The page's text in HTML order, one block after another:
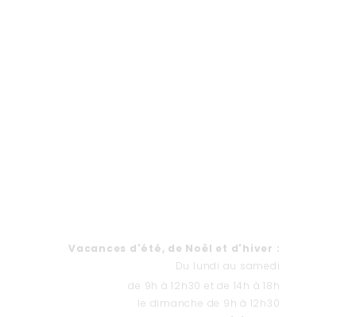
Vacances d'été, de Noël et d'hiver :
Du lundi au samedi
de 9h à 12h30 et de 14h à 18h
le dimanche de 9h à 12h30